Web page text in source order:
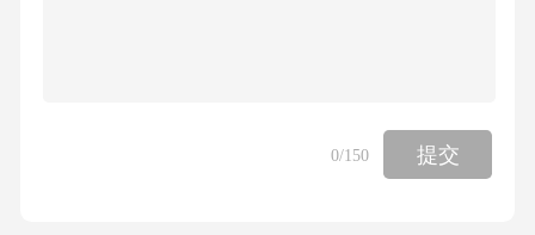
1.民间文学具有文本固定性，不会发生变异。
0/150 提交